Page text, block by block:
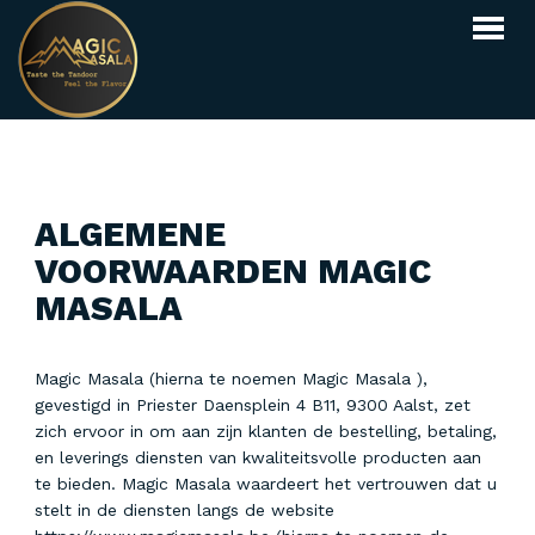
Reserveren
Over ons
Contact
INLOGGEN BESTELLEN
ALGEMENE
VOORWAARDEN MAGIC
MASALA
Magic Masala (hierna te noemen Magic Masala ),
gevestigd in Priester Daensplein 4 B11, 9300 Aalst, zet
zich ervoor in om aan zijn klanten de bestelling, betaling,
en leverings diensten van kwaliteitsvolle producten aan
te bieden. Magic Masala waardeert het vertrouwen dat u
stelt in de diensten langs de website